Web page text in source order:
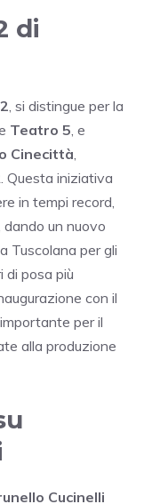
di
, si distingue per la
Teatro 5, e
Cinecittà,
. Questa iniziativa
in tempi record,
un nuovo
Tuscolana per gli
di posa più
con il
per il
alla produzione
Cucinelli